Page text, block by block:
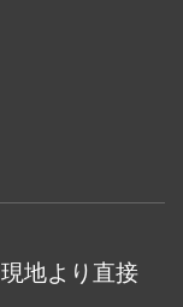
地より直接